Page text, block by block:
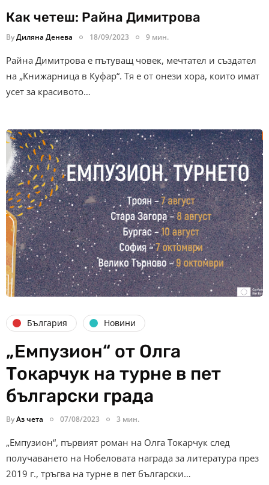
Как четеш: Райна Димитрова
ByДиляна Денева 18/09/2023 9 мин.
Райна Димитрова е пътуващ човек, мечтател и създател
на „Книжарница в Куфар“. Тя е от онези хора, които имат
усет за красивото…
България Новини
„Емпузион“ от Олга
Токарчук на турне в пет
български града
ByАз чета 07/08/2023 3 мин.
„Емпузион“, първият роман на Олга Токарчук след
получаването на Нобеловата награда за литература през
2019 г., тръгва на турне в пет български…